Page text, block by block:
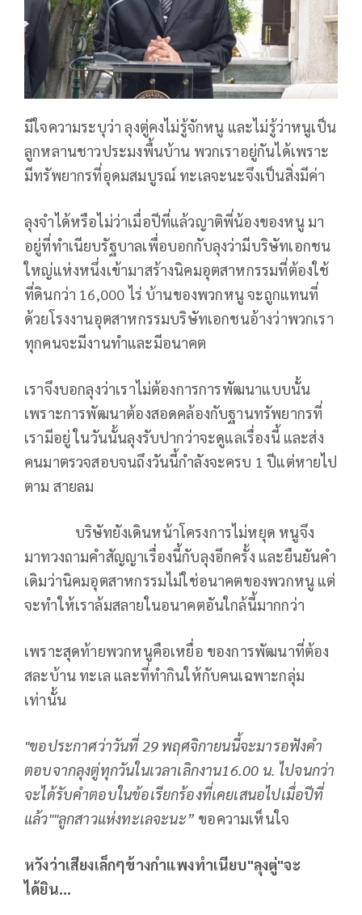
มีใจความระบุว่า ลุงตู่คงไม่รู้จักหนู และไม่รู้ว่าหนูเป็น
ลูกหลานชาวประมงพื้นบ้าน พวกเราอยู่กันได้เพราะ
มีทรัพยากรที่อุดมสมบูรณ์ ทะเลจะนะจึงเป็นสิ่งมีค่า
ลุงจำได้หรือไม่ว่าเมื่อปีที่แล้วญาติพี่น้องของหนู มา
อยู่ที่ทำเนียบรัฐบาลเพื่อบอกกับลุงว่ามีบริษัทเอกชน
ใหญ่แห่งหนึ่งเข้ามาสร้างนิคมอุตสาหกรรมที่ต้องใช้
ที่ดินกว่า 16,000 ไร่ บ้านของพวกหนู จะถูกแทนที่
ด้วยโรงงานอุตสาหกรรมบริษัทเอกชนอ้างว่าพวกเรา
ทุกคนจะมีงานทำและมีอนาคต
เราจึงบอกลุงว่าเราไม่ต้องการการพัฒนาแบบนั้น
เพราะการพัฒนาต้องสอดคล้องกับฐานทรัพยากรที่
เรามีอยู่ ในวันนั้นลุงรับปากว่าจะดูแลเรื่องนี้ และส่ง
คนมาตรวจสอบจนถึงวันนี้กำลังจะครบ 1 ปีแต่หายไป
ตาม สายลม
บริษัทยังเดินหน้าโครงการไม่หยุด หนูจึง
มาทวงถามคำสัญญาเรื่องนี้กับลุงอีกครั้ง และยืนยันคำ
เดิมว่านิคมอุตสาหกรรมไม่ใช่อนาคตของพวกหนู แต่
จะทำให้เราล้มสลายในอนาคตอันใกล้นี้มากกว่า
เพราะสุดท้ายพวกหนูคือเหยื่อ ของการพัฒนาที่ต้อง
สละบ้าน ทะเล และที่ทำกินให้กับคนเฉพาะกลุ่ม
เท่านั้น
"ขอประกาศว่าวันที่ 29 พฤศจิกายนนี้จะมารอฟังคำ
ตอบจากลุงตู่ทุกวันในเวลาเลิกงาน16.00 น. ไปจนกว่า
จะได้รับคำตอบในข้อเรียกร้องที่เคยเสนอไปเมื่อปีที่
แล้ว""ลูกสาวแห่งทะเลจะนะ” ขอความเห็นใจ
หวังว่าเสียงเล็กๆข้างกำแพงทำเนียบ"ลุงตู่"จะ
ได้ยิน...